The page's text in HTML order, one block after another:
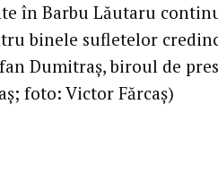
în Barbu Lăutaru
binele sufletelor
Dumitraș, biroul de
foto: Victor Fărcaș)